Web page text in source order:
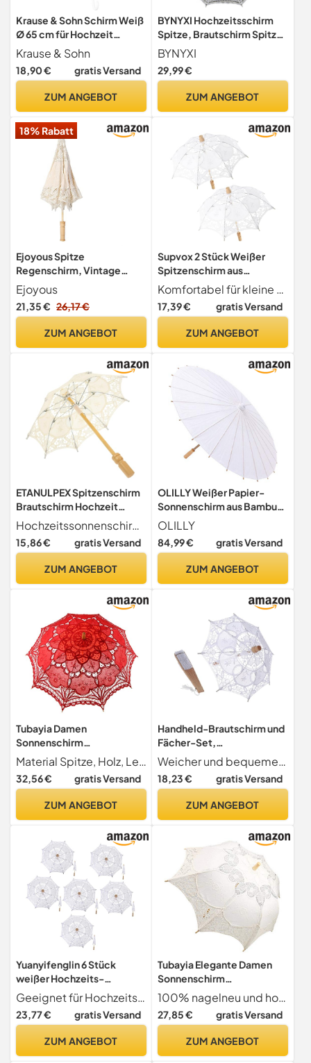
Krause & Sohn Schirm Weiß
Ø 65 cm für Hochzeit
Trauung Spitzenschirm
Automatik-Schirm 80 cm
lang Hochzeits-Deko
Krause & Sohn
18,90 € gratis Versand
ZUM ANGEBOT
BYNYXI Hochzeitsschirm
Spitze, Brautschirm Spitze
Ivory Sonnenschutz
Sonnenschirme mit Hohle
Stickerei Vintage
für Hochzeit Braut
Fotografie Requisiten
BYNYXI
29,99 €
ZUM ANGEBOT
18% Rabatt
Ejoyous Spitze
Regenschirm, Vintage
Hochzeit Spitze Stickerei
Hochzeitsschirm
Brautschirm Sonnenschirm
Dekoration Braut Foto
Ejoyous
21,35 € 26,17 €
ZUM ANGEBOT
Supvox 2 Stück Weißer
Spitzenschirm aus
Baumwolle mit Holzgriff
Kleiner Dekorativer
Brautschirm für Hochzeiten
Trauungen im Freien und
Komfortabel für kleine hände der griff ist so geformt, dass er bequem in kinderhände passt; sonnenschirme für hochzeiten, hochzeitsschirme
17,39 € gratis Versand
ZUM ANGEBOT
ETANULPEX Spitzenschirm
Brautschirm Hochzeit
Brautschirm
Mädchenschirm
Spitzenschirm Schirm Foto
Hochzeitsschirme
Regenschirm Holz/1067
Hochzeitssonnenschirm for die Braut wunderbare Verarbeitung, zartes Design, exquisites Aussehen, Spitzenschirm ist elegant und , gewinnt leicht die Gunst der Kinder, Mädchensonnenschirm Brautschirme kann for Kinder, Mädchen verwendet werden, der Spitzenschirm hat eine vernünftige Struktur, helle Farbe, lässt sich leicht fangen Achtung, Regenschirm for Hochzeitsschirme, groß leicht und tragbar, richtige Größe, einfach zu tragen, Kinder-Spitzenschirm lässt sich einfach mit verschiedenen
15,86 € gratis Versand
ZUM ANGEBOT
OLILLY Weißer Papier-
Sonnenschirm aus Bambus
für Veranstaltungen im
Freien (Hochzeit, Taufe,
Party, Abendparty usw.),
OLILLY
84,99 € gratis Versand
ZUM ANGEBOT
Tubayia Damen
Sonnenschirm
Spitzenschirm Brautschirm
für Hochzeits Dekoration
Fotorequisiten
Material Spitze, Holz, Legierung
32,56 € gratis Versand
ZUM ANGEBOT
Handheld-Brautschirm und
Fächer-Set,
Spitzenschirm,
Hochzeitswerkzeug,
dekorativer Regenschirm,
Fotografie, weiß
Weicher und bequemer Stoff sorgt für ein angenehmes Tragegefühl, während der robuste Rahmen für eine langfristige Nutzung sorgt
18,23 € gratis Versand
ZUM ANGEBOT
Yuanyifenglin 6 Stück
weißer Hochzeits-
Sonnenschirm, Spitzen-
Regenschirm aus
Baumwolle mit Holzgriff,
Blumenstickerei,
Geeignet für Hochzeitsshows und Kostümpartys, dieser weiße Spitzenschirm verleiht jedem Anlass eine einzigartige Note.
23,77 € gratis Versand
ZUM ANGEBOT
Tubayia Elegante Damen
Sonnenschirm
Spitzenschirm Brautschirm
für Fotografiestütze
Hochzeit Dekoration
100% nagelneu und hohe Qualität
27,85 € gratis Versand
ZUM ANGEBOT